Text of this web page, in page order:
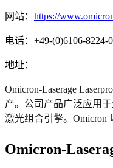
网站： https://
电话： +49-(0)6106-8224-0
地址：
Omicron-Laserage
产。公司产品广泛应用
激光组合引擎。Omicron
Omicron-